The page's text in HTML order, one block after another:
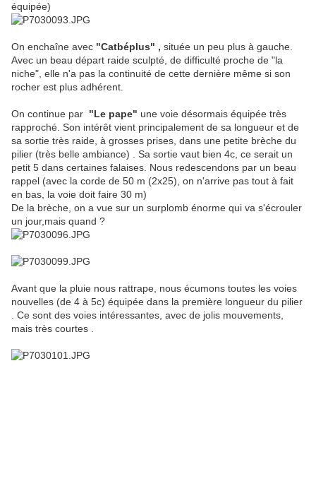
équipée)
On enchaîne avec "Catbéplus" , située un peu plus à gauche.
Avec un beau départ raide sculpté, de difficulté proche de "la
niche", elle n'a pas la continuité de cette dernière même si son
rocher est plus adhérent.
On continue par "Le pape" une voie désormais équipée très
rapproché. Son intérêt vient principalement de sa longueur et de
sa sortie très raide, à grosses prises, dans une petite brèche du
pilier (très belle ambiance) . Sa sortie vaut bien 4c, ce serait un
petit 5 dans certaines falaises. Nous redescendons par un beau
rappel (avec la corde de 50 m (2x25), on n'arrive pas tout à fait
en bas, la voie doit faire 30 m)
De la brèche, on a vue sur un surplomb énorme qui va s'écrouler
un jour,mais quand ?
Avant que la pluie nous rattrape, nous écumons toutes les voies
nouvelles (de 4 à 5c) équipée dans la première longueur du pilier
. Ce sont des voies intéressantes, avec de jolis mouvements,
mais très courtes .